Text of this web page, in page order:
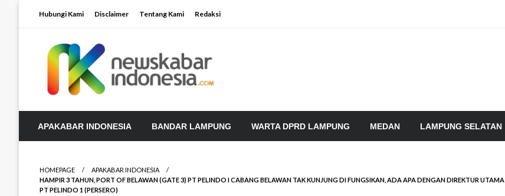
Hubungi Kami Disclaimer Tentang Kami Redaksi
APAKABAR INDONESIA BANDAR LAMPUNG WARTA DPRD LAMPUNG MEDAN LAMPUNG SELATAN
HOMEPAGE
APAKABAR INDONESIA
HAMPIR 3 TAHUN, PORT OF BELAWAN (GATE 3) PT PELINDO I CABANG BELAWAN TAK KUNJUNG DI FUNGSIKAN, ADA APA DENGAN DIREKTUR UTAMA
PT PELINDO 1 (PERSERO)